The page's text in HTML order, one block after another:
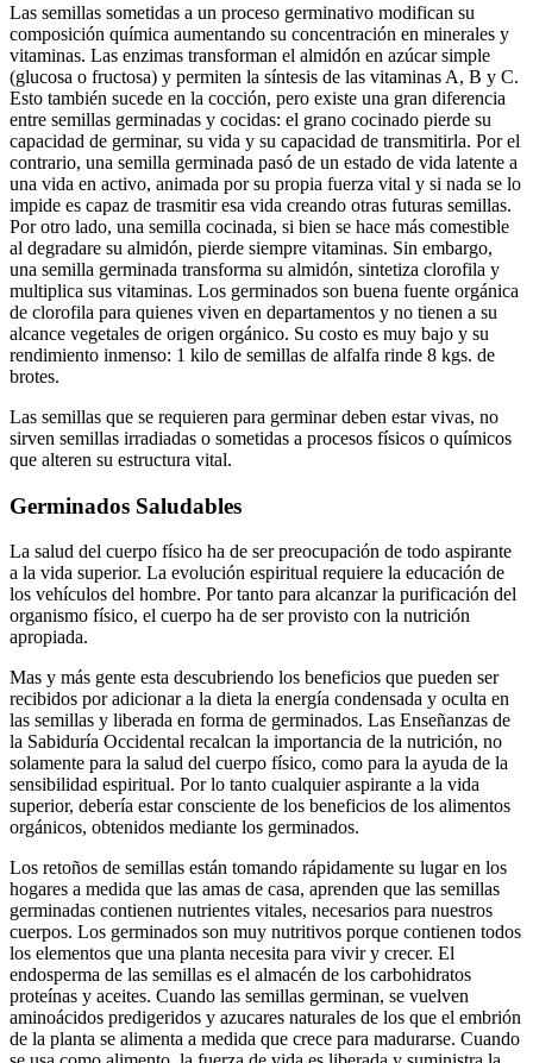
Las semillas sometidas a un proceso germinativo modifican su
composición química aumentando su concentración en minerales y
vitaminas. Las enzimas transforman el almidón en azúcar simple
(glucosa o fructosa) y permiten la síntesis de las vitaminas A, B y C.
Esto también sucede en la cocción, pero existe una gran diferencia
entre semillas germinadas y cocidas: el grano cocinado pierde su
capacidad de germinar, su vida y su capacidad de transmitirla. Por el
contrario, una semilla germinada pasó de un estado de vida latente a
una vida en activo, animada por su propia fuerza vital y si nada se lo
impide es capaz de trasmitir esa vida creando otras futuras semillas.
Por otro lado, una semilla cocinada, si bien se hace más comestible
al degradare su almidón, pierde siempre vitaminas. Sin embargo,
una semilla germinada transforma su almidón, sintetiza clorofila y
multiplica sus vitaminas. Los germinados son buena fuente orgánica
de clorofila para quienes viven en departamentos y no tienen a su
alcance vegetales de origen orgánico. Su costo es muy bajo y su
rendimiento inmenso: 1 kilo de semillas de alfalfa rinde 8 kgs. de
brotes.
Las semillas que se requieren para germinar deben estar vivas, no
sirven semillas irradiadas o sometidas a procesos físicos o químicos
que alteren su estructura vital.
Germinados Saludables
La salud del cuerpo físico ha de ser preocupación de todo aspirante
a la vida superior. La evolución espiritual requiere la educación de
los vehículos del hombre. Por tanto para alcanzar la purificación del
organismo físico, el cuerpo ha de ser provisto con la nutrición
apropiada.
Mas y más gente esta descubriendo los beneficios que pueden ser
recibidos por adicionar a la dieta la energía condensada y oculta en
las semillas y liberada en forma de germinados. Las Enseñanzas de
la Sabiduría Occidental recalcan la importancia de la nutrición, no
solamente para la salud del cuerpo físico, como para la ayuda de la
sensibilidad espiritual. Por lo tanto cualquier aspirante a la vida
superior, debería estar consciente de los beneficios de los alimentos
orgánicos, obtenidos mediante los germinados.
Los retoños de semillas están tomando rápidamente su lugar en los
hogares a medida que las amas de casa, aprenden que las semillas
germinadas contienen nutrientes vitales, necesarios para nuestros
cuerpos. Los germinados son muy nutritivos porque contienen todos
los elementos que una planta necesita para vivir y crecer. El
endosperma de las semillas es el almacén de los carbohidratos
proteínas y aceites. Cuando las semillas germinan, se vuelven
aminoácidos predigeridos y azucares naturales de los que el embrión
de la planta se alimenta a medida que crece para madurarse. Cuando